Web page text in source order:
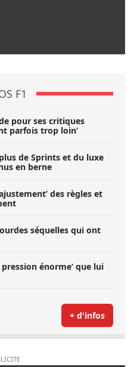
F1
pour ses critiques
parfois trop loin’
de Sprints et du luxe
en berne
des règles et
séquelles qui ont
énorme’ que lui
+ d'infos